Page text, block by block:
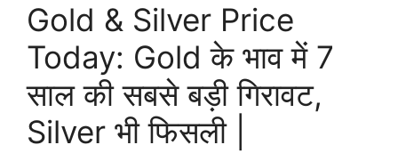
Gold & Silver Price
Today: Gold के भाव में 7
साल की सबसे बड़ी गिरावट,
Silver भी फिसली |